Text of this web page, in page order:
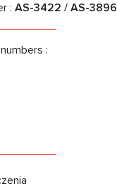
: AS-3422 / AS-3896
: